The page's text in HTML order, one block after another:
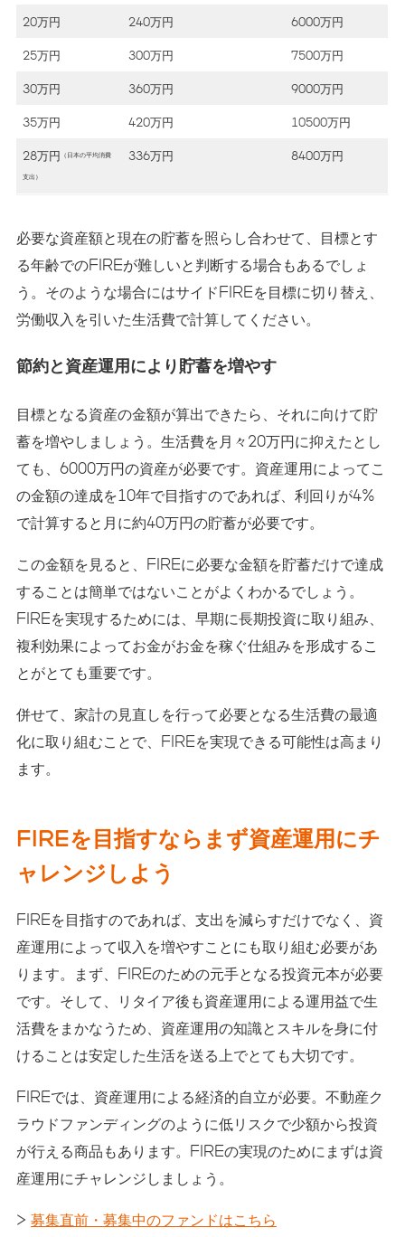
20万円 240万円 6000万円
25万円 300万円 7500万円
30万円 360万円 9000万円
35万円 420万円 10500万円
28万円 （日本の平均消費
支出）
336万円 8400万円
必要な資産額と現在の貯蓄を照らし合わせて、目標とす
る年齢でのFIREが難しいと判断する場合もあるでしょ
う。そのような場合にはサイドFIREを目標に切り替え、
労働収入を引いた生活費で計算してください。
節約と資産運用により貯蓄を増やす
目標となる資産の金額が算出できたら、それに向けて貯
蓄を増やしましょう。生活費を月々20万円に抑えたとし
ても、6000万円の資産が必要です。資産運用によってこ
の金額の達成を10年で目指すのであれば、利回りが4%
で計算すると月に約40万円の貯蓄が必要です。
この金額を見ると、FIREに必要な金額を貯蓄だけで達成
することは簡単ではないことがよくわかるでしょう。
FIREを実現するためには、早期に長期投資に取り組み、
複利効果によってお金がお金を稼ぐ仕組みを形成するこ
とがとても重要です。
併せて、家計の見直しを行って必要となる生活費の最適
化に取り組むことで、FIREを実現できる可能性は高まり
ます。
FIREを目指すならまず資産運用にチ
ャレンジしよう
FIREを目指すのであれば、支出を減らすだけでなく、資
産運用によって収入を増やすことにも取り組む必要があ
ります。まず、FIREのための元手となる投資元本が必要
です。そして、リタイア後も資産運用による運用益で生
活費をまかなうため、資産運用の知識とスキルを身に付
けることは安定した生活を送る上でとても大切です。
FIREでは、資産運用による経済的自立が必要。不動産ク
ラウドファンディングのように低リスクで少額から投資
が行える商品もあります。FIREの実現のためにまずは資
産運用にチャレンジしましょう。
> 募集直前・募集中のファンドはこちら